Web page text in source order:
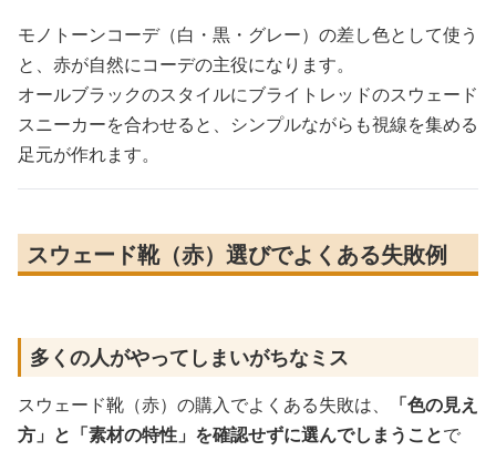
モノトーンコーデ（白・黒・グレー）の差し色として使う
と、赤が自然にコーデの主役になります。
オールブラックのスタイルにブライトレッドのスウェード
スニーカーを合わせると、シンプルながらも視線を集める
足元が作れます。
スウェード靴（赤）選びでよくある失敗例
多くの人がやってしまいがちなミス
スウェード靴（赤）の購入でよくある失敗は、
「色の見え
方」と「素材の特性」を確認せずに選んでしまうことで